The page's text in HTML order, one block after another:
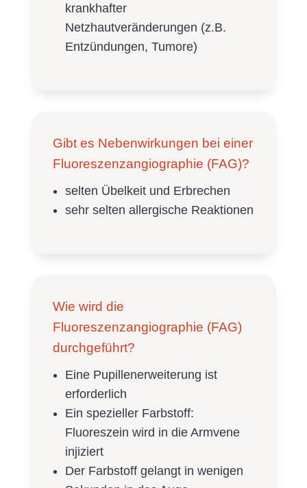
krankhafter
Netzhautveränderungen (z.B.
Entzündungen, Tumore)
Gibt es Nebenwirkungen bei einer
Fluoreszenzangiographie (FAG)?
selten Übelkeit und Erbrechen
sehr selten allergische Reaktionen
Wie wird die
Fluoreszenzangiographie (FAG)
durchgeführt?
Eine Pupillenerweiterung ist
erforderlich
Ein spezieller Farbstoff:
Fluoreszein wird in die Armvene
injiziert
Der Farbstoff gelangt in wenigen